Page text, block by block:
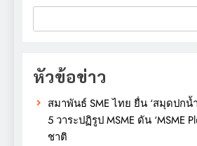
หัวข้อข่าว
สมาพันธ์ SME ไทย ยื่น ‘สมุดปกน้
5 วาระปฏิรูป MSME ดัน ‘MSME
ชาติ